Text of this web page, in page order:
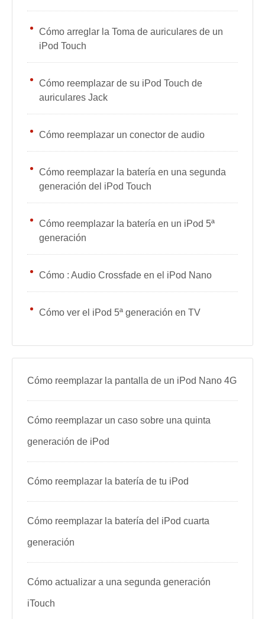
Cómo arreglar la Toma de auriculares de un
iPod Touch
Cómo reemplazar de su iPod Touch de
auriculares Jack
Cómo reemplazar un conector de audio
Cómo reemplazar la batería en una segunda
generación del iPod Touch
Cómo reemplazar la batería en un iPod 5ª
generación
Cómo : Audio Crossfade en el iPod Nano
Cómo ver el iPod 5ª generación en TV
Cómo reemplazar la pantalla de un iPod Nano 4G
Cómo reemplazar un caso sobre una quinta
generación de iPod
Cómo reemplazar la batería de tu iPod
Cómo reemplazar la batería del iPod cuarta
generación
Cómo actualizar a una segunda generación
iTouch